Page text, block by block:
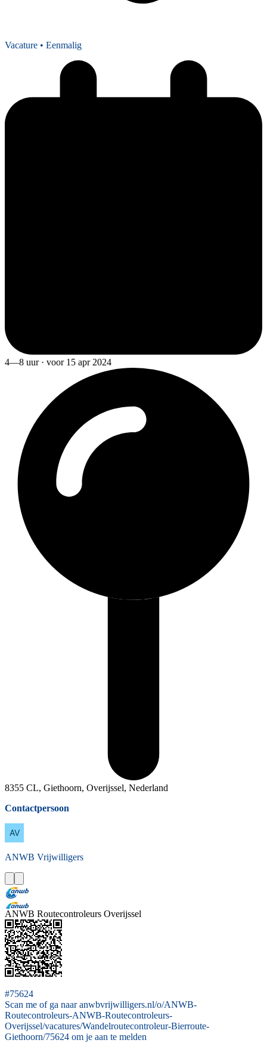
Vacature • Eenmalig
4—8 uur · voor 15 apr 2024
8355 CL, Giethoorn, Overijssel, Nederland
Contactpersoon
ANWB Vrijwilligers
ANWB Routecontroleurs Overijssel
#75624
Scan me of ga naar anwbvrijwilligers.nl/o/ANWB-
Routecontroleurs-ANWB-Routecontroleurs-
Overijssel/vacatures/Wandelroutecontroleur-Bierroute-
Giethoorn/75624 om je aan te melden